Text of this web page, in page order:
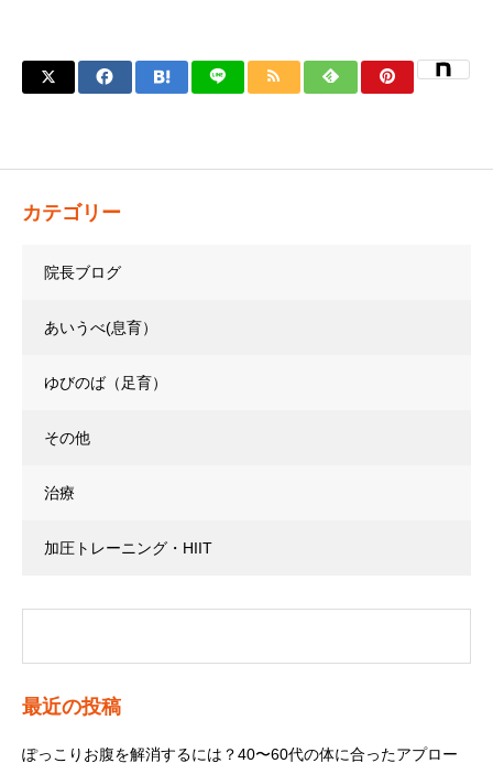
カテゴリー
院長ブログ
あいうべ(息育）
ゆびのば（足育）
その他
治療
加圧トレーニング・HIIT
最近の投稿
ぽっこりお腹を解消するには？40〜60代の体に合ったアプロー